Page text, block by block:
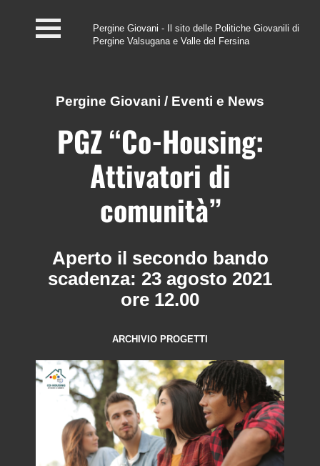
#InfoPoint
Centro #Kairos
PGZ Pergine e Valle
del Fersina
Eventi e News
Contatti
Pergine Giovani - Il sito delle Politiche Giovanili di
Pergine Valsugana e Valle del Fersina
Pergine Giovani / Eventi e News
PGZ “Co-Housing:
Attivatori di
comunità”
Aperto il secondo bando
scadenza: 23 agosto 2021
ore 12.00
ARCHIVIO PROGETTI